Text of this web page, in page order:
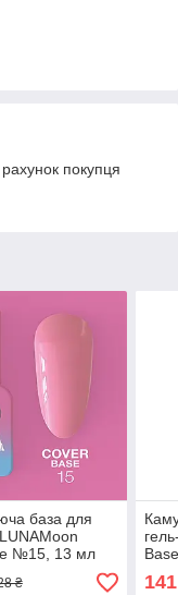
покупця
база для
№15, 13 мл
₴ 141